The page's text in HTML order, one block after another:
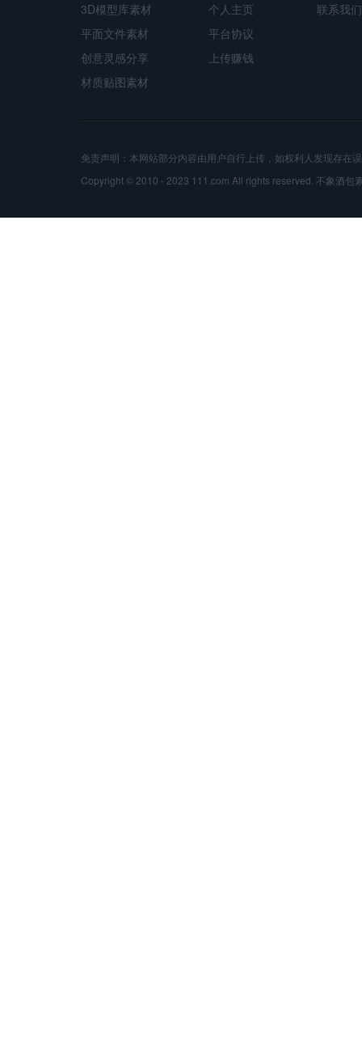
3D模型库素材
平面文件素材
创意灵感分享
材质贴图素材
个人主页
平台协议
上传赚钱
联系我们
免责声明：本网站部分内容由用户自行上传，如权利人发现存在
Copyright © 2010 - 2023 111.com All rights reserved. 不象酒包